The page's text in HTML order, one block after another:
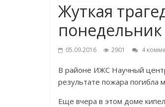
Жуткая
05.09.2016 2901 4
В районе ИЖС Научный
результате пожара погибла
Еще вчера в этом доме